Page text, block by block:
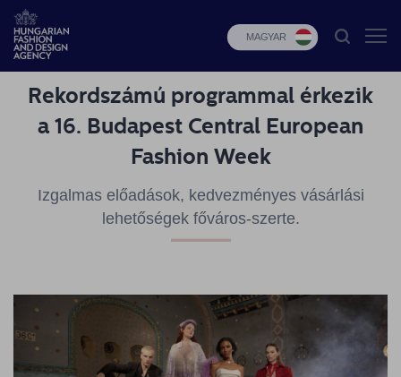
MAGYAR
HFDA
Divat
Design
programok
Pályázatok
Rekordszámú programmal érkezik
a 16. Budapest Central European
Fashion Week
Izgalmas előadások, kedvezményes vásárlási
lehetőségek főváros-szerte.